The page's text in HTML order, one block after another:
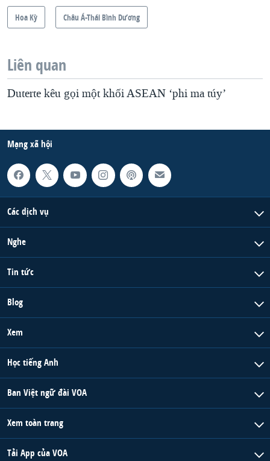
Hoa Kỳ Châu Á-Thái Bình Dương
Liên quan
Duterte kêu gọi một khối ASEAN ‘phi ma túy’
Mạng xã hội
Các dịch vụ
Nghe
Tin tức
Blog
Xem
Học tiếng Anh
Ban Việt ngữ đài VOA
Xem toàn trang
Tải App của VOA